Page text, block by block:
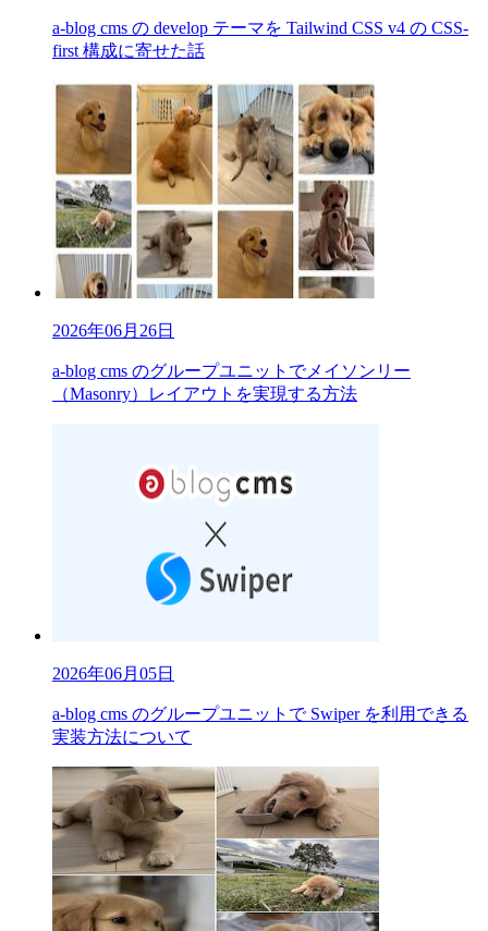
a-blog cms の develop テーマを Tailwind CSS v4 の CSS-
first 構成に寄せた話
2026年06月26日
a-blog cms のグループユニットでメイソンリー
（Masonry）レイアウトを実現する方法
2026年06月05日
a-blog cms のグループユニットで Swiper を利用できる
実装方法について